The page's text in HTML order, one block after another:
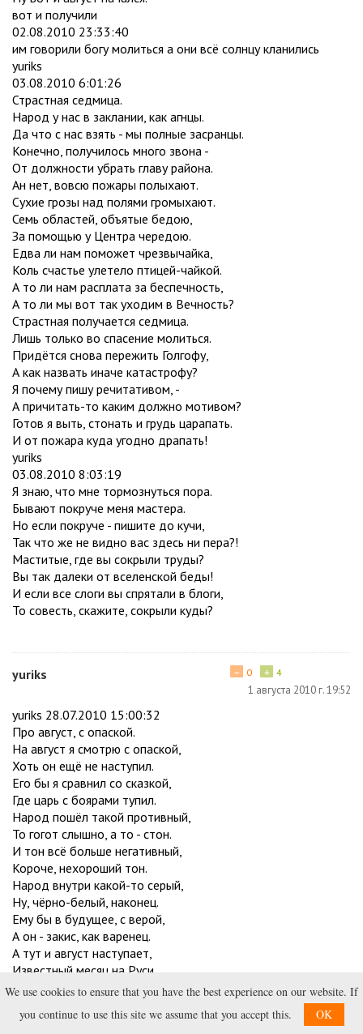
вот и получили
02.08.2010 23:33:40
им говорили богу молиться а они всё солнцу кланились
yuriks
03.08.2010 6:01:26
Страстная седмица.
Народ у нас в заклании, как агнцы.
Да что с нас взять - мы полные засранцы.
Конечно, получилось много звона -
От должности убрать главу района.
Ан нет, вовсю пожары полыхают.
Сухие грозы над полями громыхают.
Семь областей, объятые бедою,
За помощью у Центра чередою.
Едва ли нам поможет чрезвычайка,
Коль счастье улетело птицей-чайкой.
А то ли нам расплата за беспечность,
А то ли мы вот так уходим в Вечность?
Страстная получается седмица.
Лишь только во спасение молиться.
Придётся снова пережить Голгофу,
А как назвать иначе катастрофу?
Я почему пишу речитативом, -
А причитать-то каким должно мотивом?
Готов я выть, стонать и грудь царапать.
И от пожара куда угодно драпать!
yuriks
03.08.2010 8:03:19
Я знаю, что мне тормознуться пора.
Бывают покруче меня мастера.
Но если покруче - пишите до кучи,
Так что же не видно вас здесь ни пера?!
Маститые, где вы сокрыли труды?
Вы так далеки от вселенской беды!
И если все слоги вы спрятали в блоги,
То совесть, скажите, сокрыли куды?
yuriks + 4
− 0
1 августа 2010 г. 19:52
yuriks 28.07.2010 15:00:32
Про август, с опаской.
На август я смотрю с опаской,
Хоть он ещё не наступил.
Его бы я сравнил со сказкой,
Где царь с боярами тупил.
Народ пошёл такой противный,
То гогот слышно, а то - стон.
И тон всё больше негативный,
Короче, нехороший тон.
Народ внутри какой-то серый,
Ну, чёрно-белый, наконец.
Ему бы в будущее, с верой,
А он - закис, как варенец.
А тут и август наступает,
Известный месяц на Руси.
А вдруг в крови нас искупает?
Хоть в полный голос голоси!
yuriks 01.08.2010 19:00:31
We use cookies to ensure that you have the best experience on our website. If
you continue to use this site we assume that you accept this.
OK